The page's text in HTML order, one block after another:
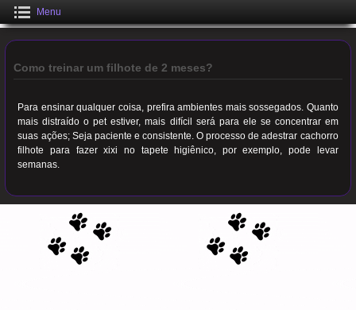
Menu
Como treinar um filhote de 2 meses?
Para ensinar qualquer coisa, prefira ambientes mais sossegados. Quanto
mais distraído o pet estiver, mais difícil será para ele se concentrar em
suas ações; Seja paciente e consistente. O processo de adestrar cachorro
filhote para fazer xixi no tapete higiênico, por exemplo, pode levar
semanas.